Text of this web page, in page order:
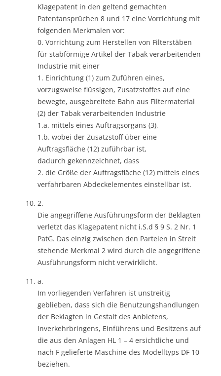
Klagepatent in den geltend gemachten
Patentansprüchen 8 und 17 eine Vorrichtung mit
folgenden Merkmalen vor:
0. Vorrichtung zum Herstellen von Filterstäben
für stabförmige Artikel der Tabak verarbeitenden
Industrie mit einer
1. Einrichtung (1) zum Zuführen eines,
vorzugsweise flüssigen, Zusatzstoffes auf eine
bewegte, ausgebreitete Bahn aus Filtermaterial
(2) der Tabak verarbeitenden Industrie
1.a. mittels eines Auftragsorgans (3),
1.b. wobei der Zusatzstoff über eine
Auftragsfläche (12) zuführbar ist,
dadurch gekennzeichnet, dass
2. die Größe der Auftragsfläche (12) mittels eines
verfahrbaren Abdeckelementes einstellbar ist.
2.
Die angegriffene Ausführungsform der Beklagten
verletzt das Klagepatent nicht i.S.d § 9 S. 2 Nr. 1
PatG. Das einzig zwischen den Parteien in Streit
stehende Merkmal 2 wird durch die angegriffene
Ausführungsform nicht verwirklicht.
a.
Im vorliegenden Verfahren ist unstreitig
geblieben, dass sich die Benutzungshandlungen
der Beklagten in Gestalt des Anbietens,
Inverkehrbringens, Einführens und Besitzens auf
die aus den Anlagen HL 1 – 4 ersichtliche und
nach F gelieferte Maschine des Modelltyps DF 10
beziehen.